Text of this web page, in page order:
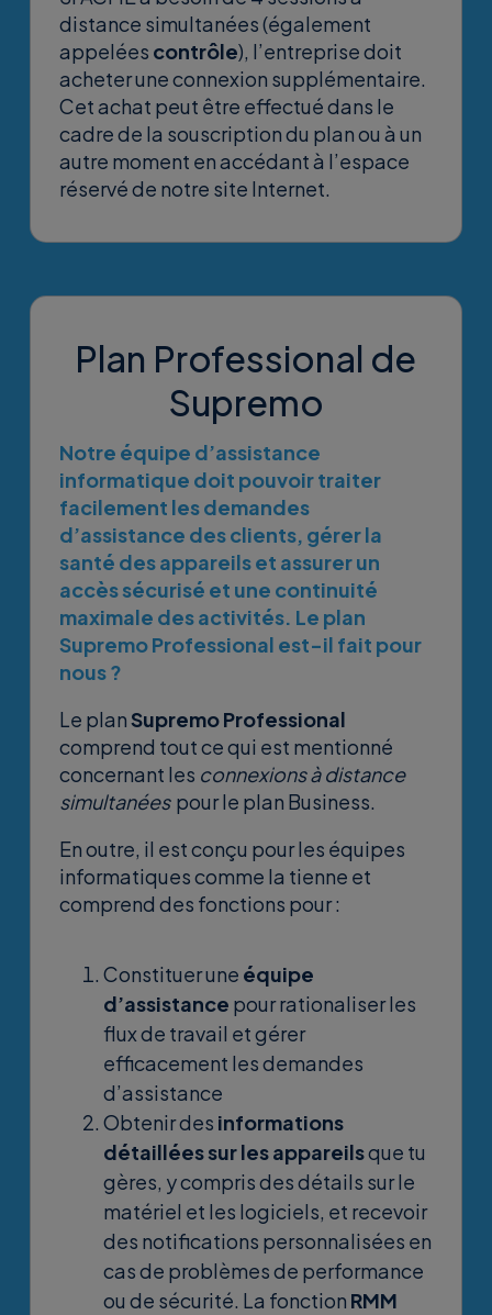
distance simultanées (également
appelées contrôle), l’entreprise doit
acheter une connexion supplémentaire.
Cet achat peut être effectué dans le
cadre de la souscription du plan ou à un
autre moment en accédant à l’espace
réservé de notre site Internet.
Plan Professional de
Supremo
Notre équipe d’assistance
informatique doit pouvoir traiter
facilement les demandes
d’assistance des clients, gérer la
santé des appareils et assurer un
accès sécurisé et une continuité
maximale des activités. Le plan
Supremo Professional est-il fait pour
nous ?
Le planSupremo Professional
comprend tout ce qui est mentionné
concernant les connexions à distance
simultanées pour le plan Business.
En outre, il est conçu pour les équipes
informatiques comme la tienne et
comprend des fonctions pour :
Constituer une équipe
d’assistance pour rationaliser les
flux de travail et gérer
efficacement les demandes
d’assistance
Obtenir des informations
détaillées sur les appareilsque tu
gères, y compris des détails sur le
matériel et les logiciels, et recevoir
des notifications personnalisées en
cas de problèmes de performance
ou de sécurité. La fonction RMM